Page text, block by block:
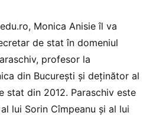
Monica Anisie îl va
de stat în domeniul
profesor la
din București și deținător al
stat din 2012. Paraschiv este
lui Sorin Cîmpeanu și al lui